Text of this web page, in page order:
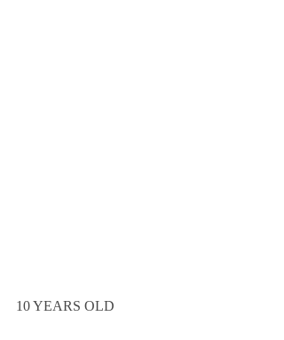
10 YEARS OLD